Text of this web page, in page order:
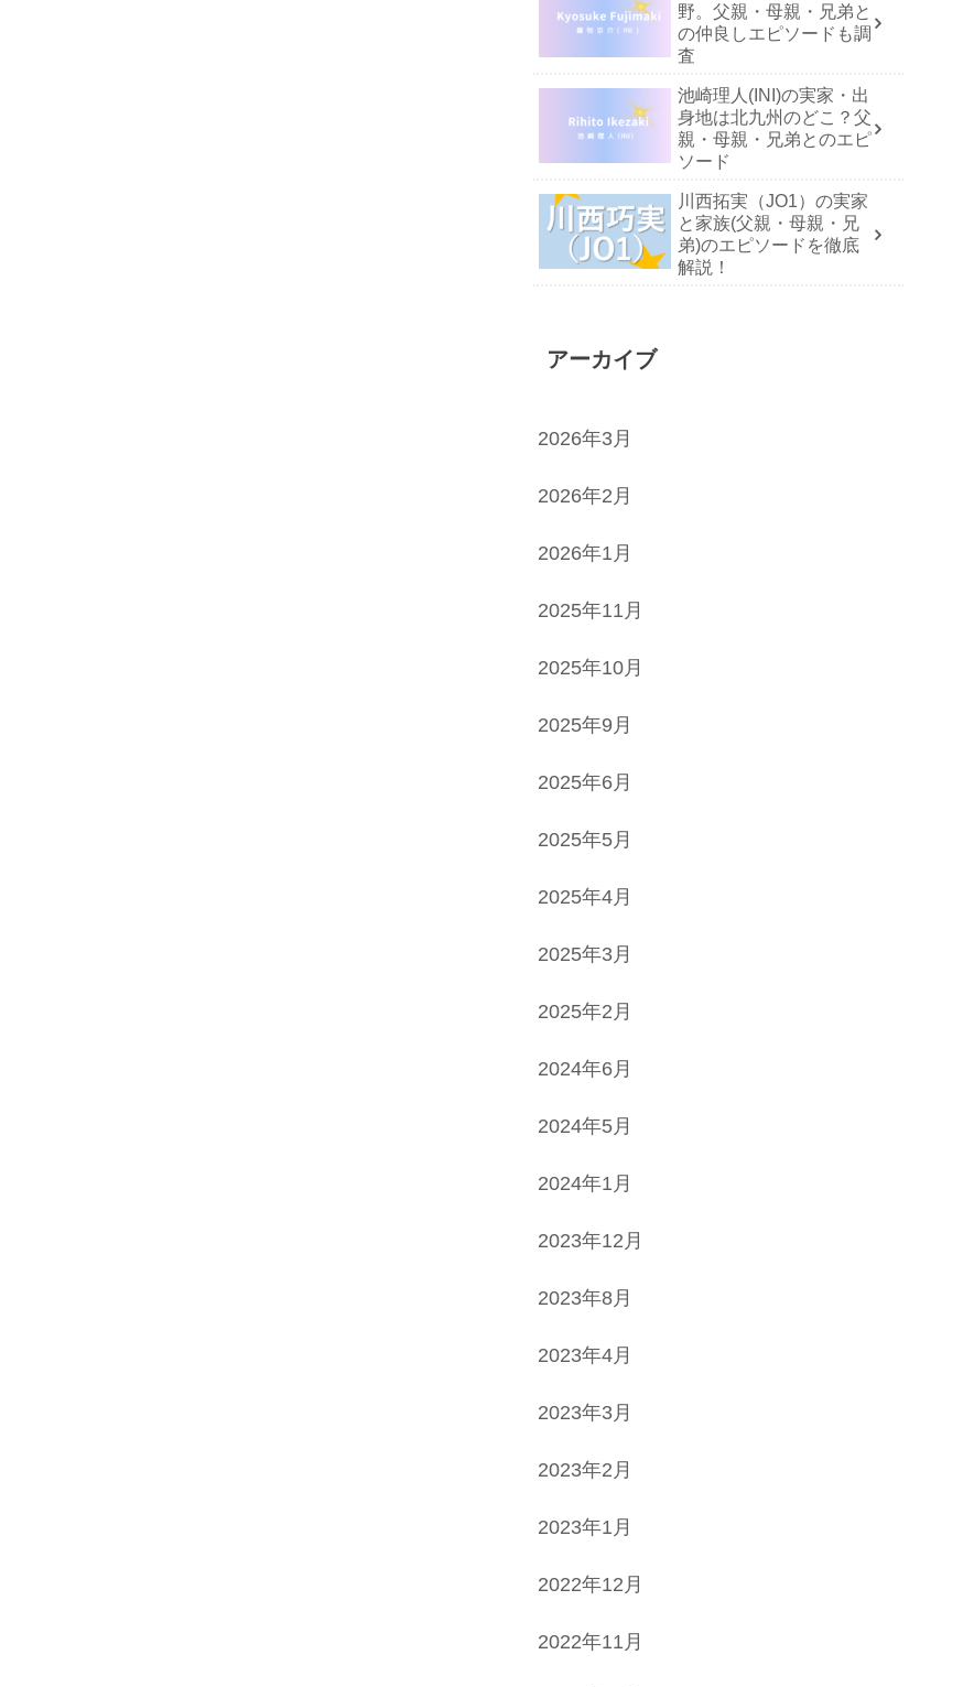
野。父親・母親・兄弟と
の仲良しエピソードも調
査
池崎理人(INI)の実家・出
身地は北九州のどこ？父
親・母親・兄弟とのエピ
ソード
川西拓実（JO1）の実家
と家族(父親・母親・兄
弟)のエピソードを徹底
解説！
アーカイブ
2026年3月
2026年2月
2026年1月
2025年11月
2025年10月
2025年9月
2025年6月
2025年5月
2025年4月
2025年3月
2025年2月
2024年6月
2024年5月
2024年1月
2023年12月
2023年8月
2023年4月
2023年3月
2023年2月
2023年1月
2022年12月
2022年11月